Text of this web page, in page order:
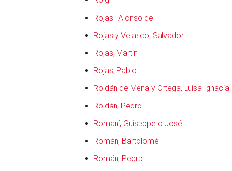
Rojas , Alonso de
Rojas y Velasco, Salvador
Rojas, Martín
Rojas, Pablo
Roldán de Mena y Ortega, Luisa Ignacia
Roldán, Pedro
Romaní, Guiseppe o José
Román, Bartolomé
Román, Pedro